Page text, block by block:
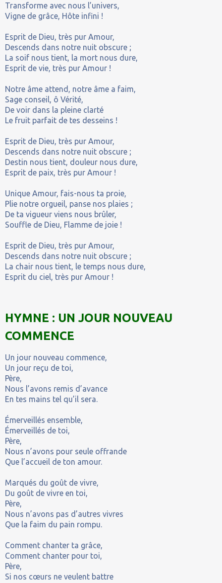
Transforme avec nous l’univers,
Vigne de grâce, Hôte infini !
Esprit de Dieu, très pur Amour,
Descends dans notre nuit obscure ;
La soif nous tient, la mort nous dure,
Esprit de vie, très pur Amour !
Notre âme attend, notre âme a faim,
Sage conseil, ô Vérité,
De voir dans la pleine clarté
Le fruit parfait de tes desseins !
Esprit de Dieu, très pur Amour,
Descends dans notre nuit obscure ;
Destin nous tient, douleur nous dure,
Esprit de paix, très pur Amour !
Unique Amour, fais-nous ta proie,
Plie notre orgueil, panse nos plaies ;
De ta vigueur viens nous brûler,
Souffle de Dieu, Flamme de joie !
Esprit de Dieu, très pur Amour,
Descends dans notre nuit obscure ;
La chair nous tient, le temps nous dure,
Esprit du ciel, très pur Amour !
HYMNE : UN JOUR NOUVEAU
COMMENCE
Un jour nouveau commence,
Un jour reçu de toi,
Père,
Nous l’avons remis d’avance
En tes mains tel qu’il sera.
Émerveillés ensemble,
Émerveillés de toi,
Père,
Nous n’avons pour seule offrande
Que l’accueil de ton amour.
Marqués du goût de vivre,
Du goût de vivre en toi,
Père,
Nous n’avons pas d’autres vivres
Que la faim du pain rompu.
Comment chanter ta grâce,
Comment chanter pour toi,
Père,
Si nos cœurs ne veulent battre